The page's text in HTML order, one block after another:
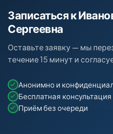
Записаться к
Сергеевна
Оставьте заявку — мы
течение 15 минут и
Анонимно и
Бесплатная консультация
Приём без очереди